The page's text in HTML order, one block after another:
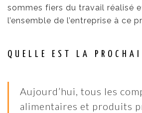
sommes fiers du travail réalisé
l’ensemble de l’entreprise à ce
QUELLE EST LA
Aujourd’hui, tous les
alimentaires et produits